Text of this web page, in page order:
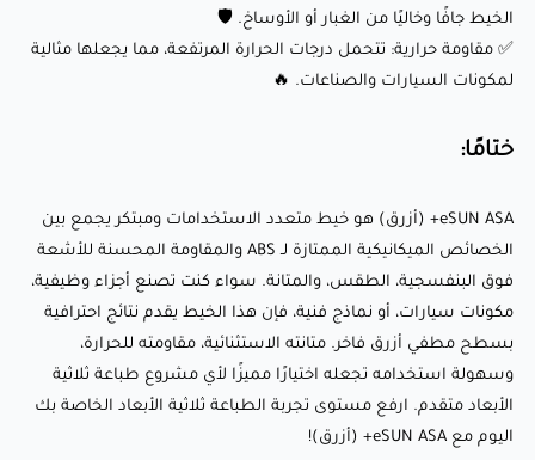
ختامًا:
أجزاء وظيفية، مكونات سيارات، أو نماذج فنية، فإن هذا الخيط
يقدم نتائج احترافية بسطح مطفي أزرق فاخر. متانته الاستثنائية،
مقاومته للحرارة، وسهولة استخدامه تجعله اختيارًا مميزًا لأي
مشروع طباعة ثلاثية الأبعاد متقدم. ارفع مستوى تجربة الطباعة
ثلاثية الأبعاد الخاصة بك اليوم مع eSUN ASA+ (أزرق)!
📊 جدول مقارنة بين خيوط FDM
الخيط جافًا وخاليًا من الغبار أو الأوساخ. 🛡️
✅ مقاومة حرارية: تتحمل درجات الحرارة المرتفعة، مما يجعلها مثالية
لمكونات السيارات والصناعات. 🔥
ختامًا:
eSUN ASA+ (أزرق) هو خيط متعدد الاستخدامات ومبتكر يجمع بين
الخصائص الميكانيكية الممتازة لـ ABS والمقاومة المحسنة للأشعة
فوق البنفسجية، الطقس، والمتانة. سواء كنت تصنع أجزاء وظيفية،
مكونات سيارات، أو نماذج فنية، فإن هذا الخيط يقدم نتائج احترافية
بسطح مطفي أزرق فاخر. متانته الاستثنائية، مقاومته للحرارة،
وسهولة استخدامه تجعله اختيارًا مميزًا لأي مشروع طباعة ثلاثية
الأبعاد متقدم. ارفع مستوى تجربة الطباعة ثلاثية الأبعاد الخاصة بك
اليوم مع eSUN ASA+ (أزرق)!